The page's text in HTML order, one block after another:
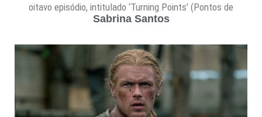
oitavo episódio, intitulado ‘Turning Points’ (Pontos de
Sabrina Santos